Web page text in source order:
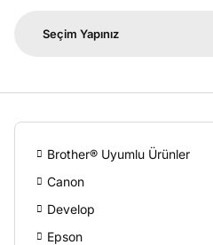
Brother® Uyumlu Ürünler
Canon
Develop
Epson